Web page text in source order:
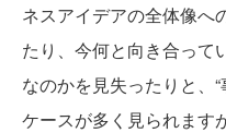
ネスアイデアの全体像へ
たり、今何と向き合って
なのかを見失ったりと、
ケースが多く見られます